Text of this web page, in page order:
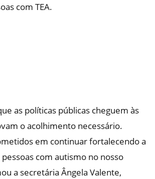
com TEA.
as políticas públicas cheguem às
o acolhimento necessário.
em continuar fortalecendo a
com autismo no nosso
a secretária Ângela Valente,